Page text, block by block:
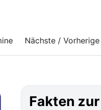
Nächste / Vorherige
Fakten